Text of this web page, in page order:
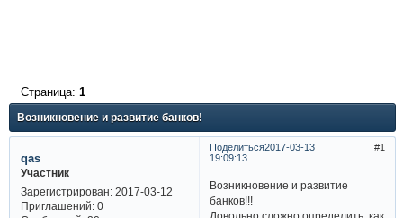
Возникновение и развитие банков!
Страница: 1
Поделиться 1
2017-03-13
19:09:13
qas
Участник
Зарегистрирован: 2017-03-12
Приглашений:0
Возникновение и развитие
банков!!!